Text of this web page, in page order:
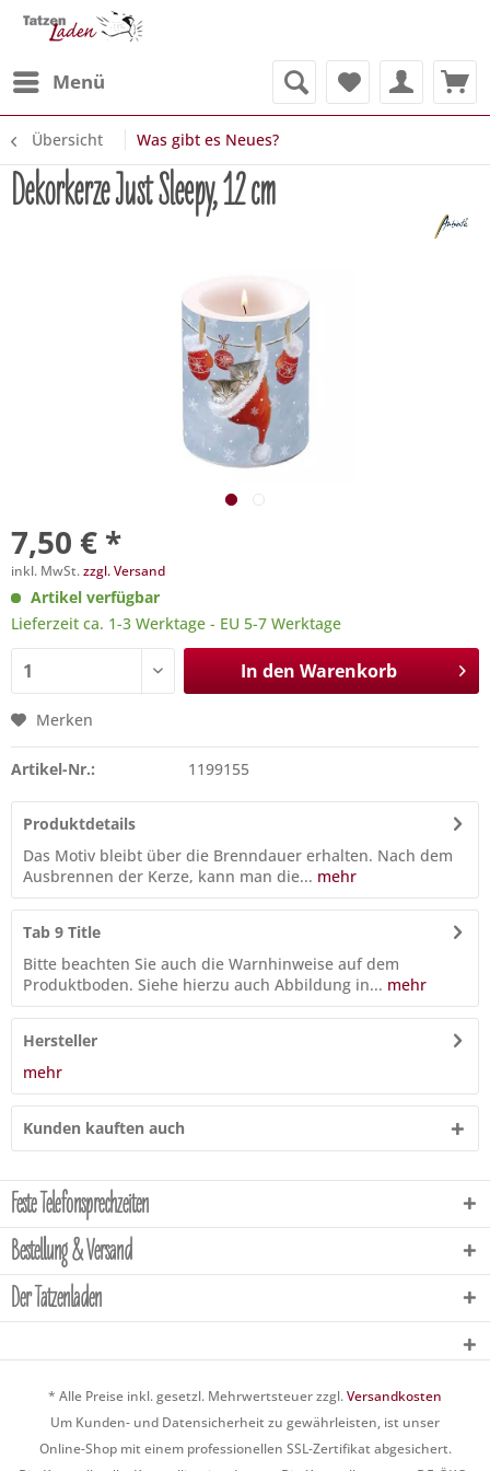
Menü
Übersicht Was gibt es Neues?
Dekorkerze Just Sleepy, 12 cm
7,50 € *
inkl. MwSt.zzgl. Versand
Artikel verfügbar
Lieferzeit ca. 1-3 Werktage - EU 5-7 Werktage
In den Warenkorb
Merken
Artikel-Nr.: 1199155
Produktdetails
Das Motiv bleibt über die Brenndauer erhalten. Nach dem
Ausbrennen der Kerze, kann man die... mehr
Tab 9 Title
Bitte beachten Sie auch die Warnhinweise auf dem
Produktboden. Siehe hierzu auch Abbildung in... mehr
Hersteller
mehr
Kunden kauften auch
Feste Telefonsprechzeiten
Bestellung & Versand
Der Tatzenladen
* Alle Preise inkl. gesetzl. Mehrwertsteuer zzgl.Versandkosten
Um Kunden- und Datensicherheit zu gewährleisten, ist unser
Online-Shop mit einem professionellen SSL-Zertifikat abgesichert.